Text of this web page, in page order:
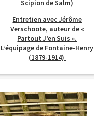
Scipion de Salm)
Entretien avec Jérôme
Verschoote, auteur de «
Partout J’en Suis ».
L’équipage de Fontaine-Henry
(1879-1914)